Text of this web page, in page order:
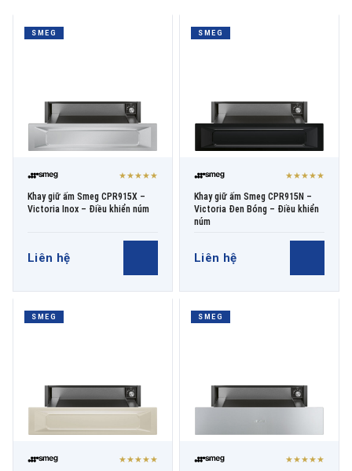
NỘI DUNG YÊU CẦU
→ GỬI YÊU CẦU BÁO GIÁ
SMEG
★★★★★
Khay giữ ấm Smeg CPR915X –
Victoria Inox – Điều khiển núm
Liên hệ
SMEG
★★★★★
Khay giữ ấm Smeg CPR915N –
Victoria Đen Bóng – Điều khiển
núm
Liên hệ
SMEG
★★★★★
SMEG
★★★★★